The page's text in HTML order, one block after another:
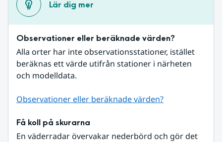
Lär dig mer
Observationer eller beräknade värden?
Alla orter har inte observationsstationer, istället
beräknas ett värde utifrån stationer i närheten
och modelldata.
Observationer eller beräknade värden?
Få koll på skurarna
En väderradar övervakar nederbörd och gör det